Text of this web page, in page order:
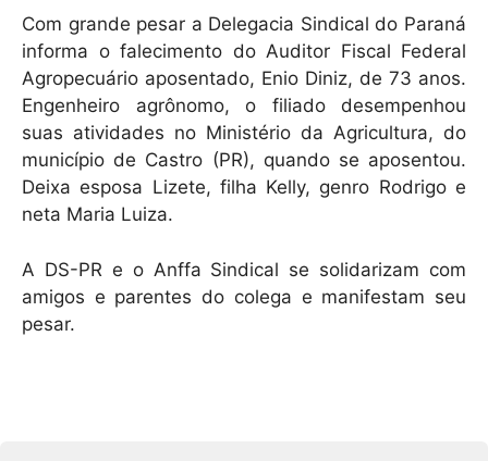
p o
k
Com grande pesar a Delegacia Sindical do Paraná
informa o falecimento do Auditor Fiscal Federal
Agropecuário aposentado, Enio Diniz, de 73 anos.
Engenheiro agrônomo, o filiado desempenhou
suas atividades no Ministério da Agricultura, do
município de Castro (PR), quando se aposentou.
Deixa esposa Lizete, filha Kelly, genro Rodrigo e
neta Maria Luiza.
A DS-PR e o Anffa Sindical se solidarizam com
amigos e parentes do colega e manifestam seu
pesar.